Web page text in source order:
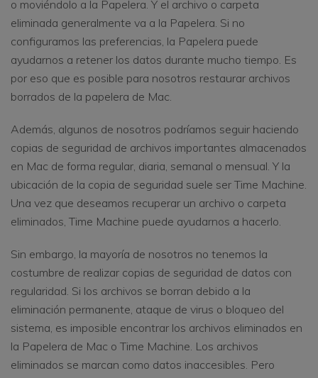
o moviéndolo a la Papelera. Y el archivo o carpeta
eliminada generalmente va a la Papelera. Si no
configuramos las preferencias, la Papelera puede
ayudarnos a retener los datos durante mucho tiempo. Es
por eso que es posible para nosotros restaurar archivos
borrados de la papelera de Mac.
Además, algunos de nosotros podríamos seguir haciendo
copias de seguridad de archivos importantes almacenados
en Mac de forma regular, diaria, semanal o mensual. Y la
ubicación de la copia de seguridad suele ser Time Machine.
Una vez que deseamos recuperar un archivo o carpeta
eliminados, Time Machine puede ayudarnos a hacerlo.
Sin embargo, la mayoría de nosotros no tenemos la
costumbre de realizar copias de seguridad de datos con
regularidad. Si los archivos se borran debido a la
eliminación permanente, ataque de virus o bloqueo del
sistema, es imposible encontrar los archivos eliminados en
la Papelera de Mac o Time Machine. Los archivos
eliminados se marcan como datos inaccesibles. Pero